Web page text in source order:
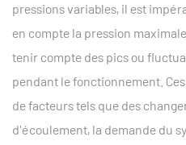
pressions variables, il est
en compte la pression
tenir compte des pics ou
pendant le fonctionnement.
de facteurs tels que des
d'écoulement, la demande du